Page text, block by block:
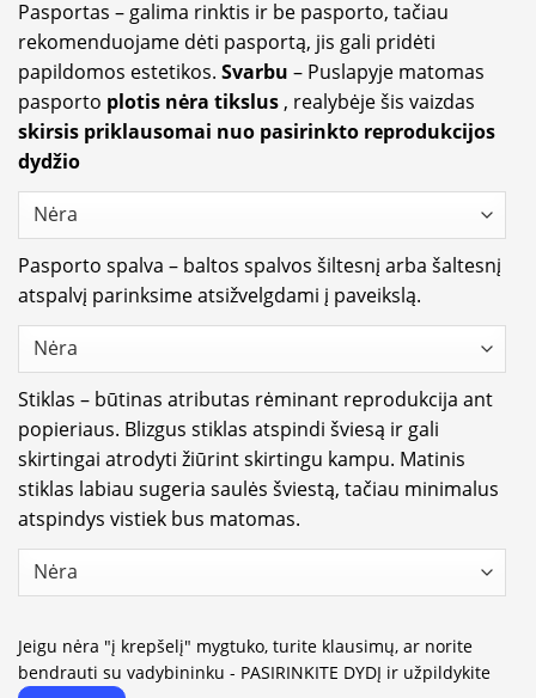
Pasportas – galima rinktis ir be pasporto, tačiau
rekomenduojame dėti pasportą, jis gali pridėti
papildomos estetikos. Svarbu – Puslapyje matomas
pasporto plotis nėra tikslus , realybėje šis vaizdas
skirsis priklausomai nuo pasirinkto reprodukcijos
dydžio
Pasporto spalva – baltos spalvos šiltesnį arba šaltesnį
atspalvį parinksime atsižvelgdami į paveikslą.
Stiklas – būtinas atributas rėminant reprodukcija ant
popieriaus. Blizgus stiklas atspindi šviesą ir gali
skirtingai atrodyti žiūrint skirtingu kampu. Matinis
stiklas labiau sugeria saulės šviestą, tačiau minimalus
atspindys vistiek bus matomas.
Jeigu nėra "į krepšelį" mygtuko, turite klausimų, ar norite
bendrauti su vadybininku - PASIRINKITE DYDĮ ir užpildykite